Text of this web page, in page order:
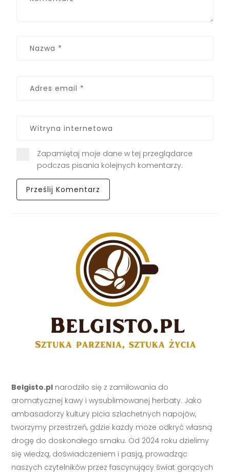
Zapamiętaj moje dane w tej przeglądarce
podczas pisania kolejnych komentarzy.
Belgisto.pl narodziło się z zamiłowania do
aromatycznej kawy i wysublimowanej herbaty. Jako
ambasadorzy kultury picia szlachetnych napojów,
tworzymy przestrzeń, gdzie każdy może odkryć własną
drogę do doskonałego smaku. Od 2024 roku dzielimy
się wiedzą, doświadczeniem i pasją, prowadząc
naszych czytelników przez fascynujący świat gorących